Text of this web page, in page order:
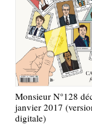
Monsieur N°128
janvier 2017
digitale)